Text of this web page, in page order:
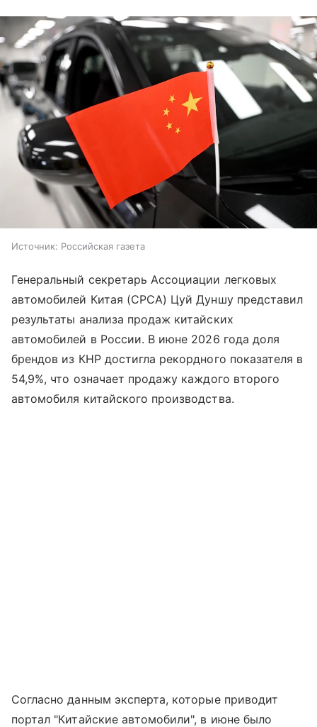
Источник: Российская газета
Генеральный секретарь Ассоциации легковых
автомобилей Китая (CPCA) Цуй Дуншу представил
результаты анализа продаж китайских
автомобилей в России. В июне 2026 года доля
брендов из КНР достигла рекордного показателя в
54,9%, что означает продажу каждого второго
автомобиля китайского производства.
Согласно данным эксперта, которые приводит
портал "Китайские автомобили", в июне было